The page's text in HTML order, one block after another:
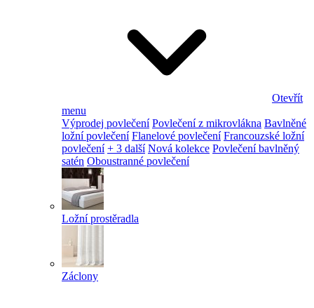
Otevřít
menu
Výprodej povlečení Povlečení z mikrovlákna Bavlněné
ložní povlečení Flanelové povlečení Francouzské ložní
povlečení + 3 další Nová kolekce Povlečení bavlněný
satén Oboustranné povlečení
Ložní prostěradla
Záclony